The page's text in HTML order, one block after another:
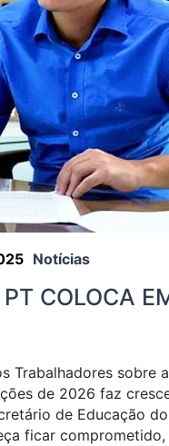
Notícias
COLOCA
Trabalhadores sobre
de 2026 faz
de Educação
ficar